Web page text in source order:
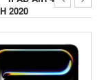
2020